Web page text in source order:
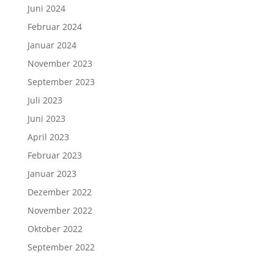
Juni 2024
Februar 2024
Januar 2024
November 2023
September 2023
Juli 2023
Juni 2023
April 2023
Februar 2023
Januar 2023
Dezember 2022
November 2022
Oktober 2022
September 2022